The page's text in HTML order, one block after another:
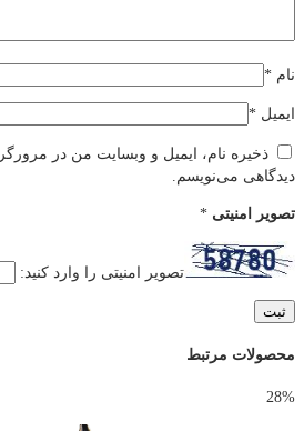
نام *
ایمیل *
ذخیره نام، ایمیل و وبسایت من در
دیدگاهی می‌نویسم.
تصویر امنیتی *
تصویر امنیتی را وارد کنید:
محصولات مرتبط
28%